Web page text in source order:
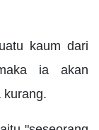
kaum dari
ia akan
kurang.